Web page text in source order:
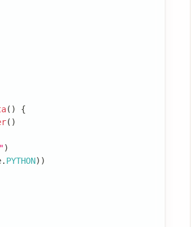
( )
{
( )
)
. PYTHON) )